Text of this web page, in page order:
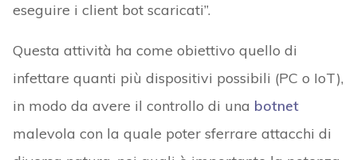
eseguire i client bot scaricati”.
Questa attività ha come obiettivo quello di
infettare quanti più dispositivi possibili (PC o IoT),
in modo da avere il controllo di una botnet
malevola con la quale poter sferrare attacchi di